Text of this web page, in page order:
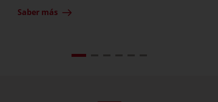
Saber más